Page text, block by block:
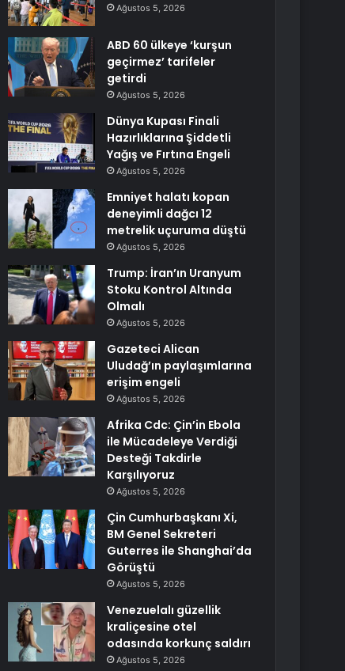
Ağustos 5, 2026
ABD 60 ülkeye ‘kurşun
geçirmez’ tarifeler
getirdi
Ağustos 5, 2026
Dünya Kupası Finali
Hazırlıklarına Şiddetli
Yağış ve Fırtına Engeli
Ağustos 5, 2026
Emniyet halatı kopan
deneyimli dağcı 12
metrelik uçuruma düştü
Ağustos 5, 2026
Trump: İran’ın Uranyum
Stoku Kontrol Altında
Olmalı
Ağustos 5, 2026
Gazeteci Alican
Uludağ’ın paylaşımlarına
erişim engeli
Ağustos 5, 2026
Afrika Cdc: Çin’in Ebola
ile Mücadeleye Verdiği
Desteği Takdirle
Karşılıyoruz
Ağustos 5, 2026
Çin Cumhurbaşkanı Xi,
BM Genel Sekreteri
Guterres ile Shanghai’da
Görüştü
Ağustos 5, 2026
Venezuelalı güzellik
kraliçesine otel
odasında korkunç saldırı
Ağustos 5, 2026